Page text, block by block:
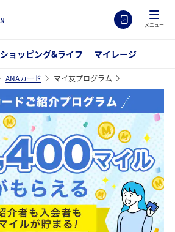
メニュー
ショッピング&ライフ マイレージ
ANAカード マイ友プログラム